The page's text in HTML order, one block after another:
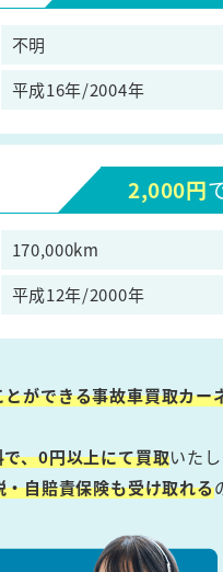
不明
平成16年/2004年
2,000円
170,000km
平成12年/2000年
ができる事故車買取カー
、0円以上にて買取いた
自賠責保険も受け取れる